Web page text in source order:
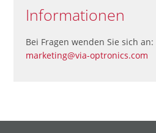
Informationen
Bei Fragen wenden Sie sich an:
marketing@via-optronics.com